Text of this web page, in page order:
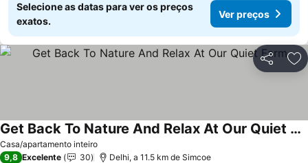
Selecione as datas para ver os preços
exatos.
Ver preços
Partilhar
Casa/apartamento inteiro
Get Back To Nature And Relax At Our Quiet Farm
Ver preços
9,8 Excelente 30 Delhi, a 11.5 km de Simcoe